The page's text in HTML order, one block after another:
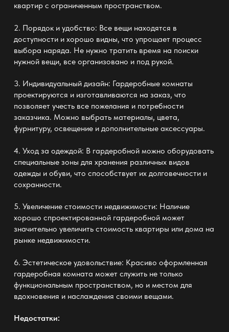
квартир с ограниченным пространством.
2. Порядок и удобство: Все вещи находятся в
доступности и хорошо видны, что упрощает процесс
выбора наряда. Не нужно тратить время на поиски
нужной вещи, все организовано и под рукой.
3. Индивидуальный дизайн: Гардеробныекомнаты
проектируются и изготавливаются на заказ, что
позволяет учесть все пожелания и потребности
заказчика. Можно выбрать материалы, цвета,
фурнитуру, освещение и дополнительные аксессуары.
4. Уход за одеждой: В гардеробнойможно оборудовать
специальные зоны для хранения различных видов
одежды и обуви, что способствует их долговечности и
сохранности.
5. Увеличение стоимости недвижимости: Наличие
хорошо спроектированной гардеробнойможет
значительно увеличить стоимость квартиры или дома на
рынке недвижимости.
6. Эстетическое удовольствие: Красиво оформленная
гардеробная комната может служить не только
функциональным пространством, но и местом для
вдохновения и наслаждения своими вещами.
Недостатки: